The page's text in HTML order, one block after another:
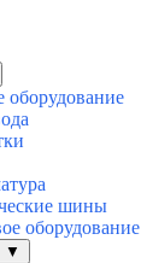
оборудование
шины
оборудование
▼